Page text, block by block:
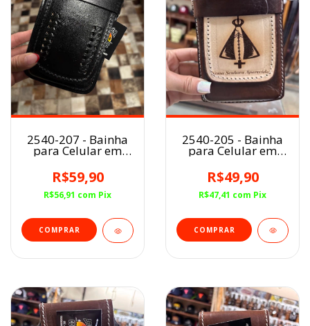
2540-207 - Bainha
para Celular em
R$59,90
R$56,91 com Pix
2540-205 - Bainha
para Celular em
R$49,90
R$47,41 com Pix